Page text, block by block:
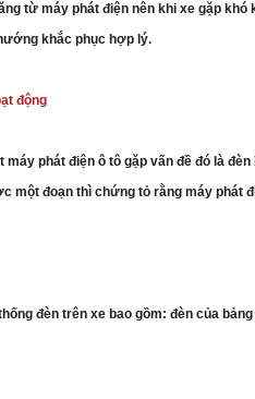
từ máy phát điện nên khi xe gặp
khắc phục hợp lý.
động
phát điện ô tô gặp vấn đề đó là
một đoạn thì chứng tỏ rằng máy phát
đèn trên xe bao gồm: đèn của